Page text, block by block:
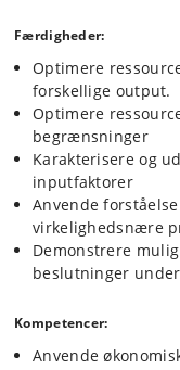
uanset om der sigtes på
erhvervsorganisationer,
eller rådgivning.
Færdigheder:
Optimere
forskellige output.
Optimere
begrænsninger
Karakterisere og
inputfaktorer
Anvende
virkelighedsnære
Demonstrere
beslutninger
Kompetencer:
Anvende